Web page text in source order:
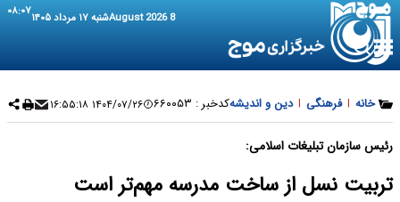
8 August 2026 شنبه ۱۷ مرداد ۱۴۰۵ ۰۸:۰۷
خانه | فرهنگی | دین و اندیشهکدخبر : ۶۶۰۰۵۳ ۱۴۰۴/۰۷/۲۶ ۱۶:۵۵:۱۸
رئیس سازمان تبلیغات اسلامی:
تربیت نسل از ساخت مدرسه مهم‌تر است